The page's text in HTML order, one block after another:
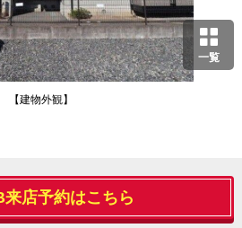
一覧
【建物外観】
来店予約はこちら